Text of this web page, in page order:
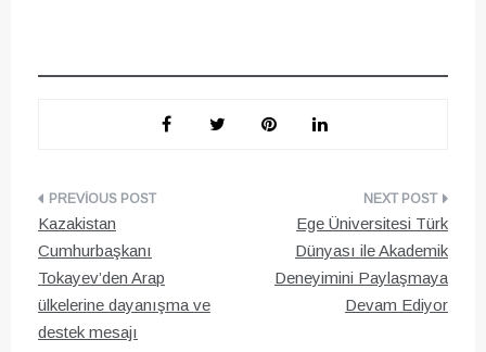
Yazı
gezinmesi
Kazakistan
Cumhurbaşkanı
Tokayev’den Arap
ülkelerine dayanışma ve
destek mesajı
Ege Üniversitesi Türk
Dünyası ile Akademik
Deneyimini Paylaşmaya
Devam Ediyor